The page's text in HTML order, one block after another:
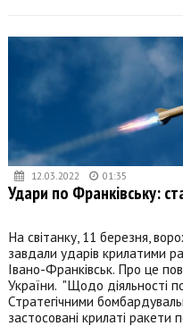
12.03.2022 01:35
Удари по Франківську:
На світанку, 11 березня,
завдали ударів крилатими
Івано-Франківськ. Про це
України. "Щодо діяльності
Стратегічними
застосовані крилаті ракети